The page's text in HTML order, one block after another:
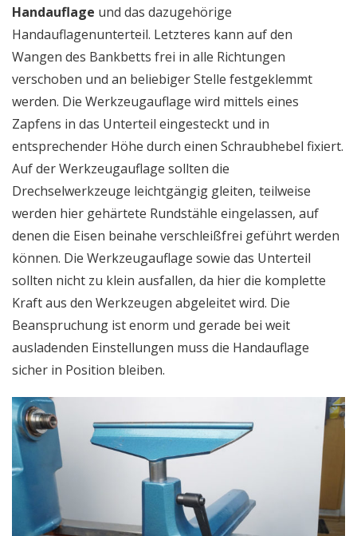
Handauflage und das dazugehörige
Handauflagenunterteil. Letzteres kann auf den
Wangen des Bankbetts frei in alle Richtungen
verschoben und an beliebiger Stelle festgeklemmt
werden. Die Werkzeugauflage wird mittels eines
Zapfens in das Unterteil eingesteckt und in
entsprechender Höhe durch einen Schraubhebel fixiert.
Auf der Werkzeugauflage sollten die
Drechselwerkzeuge leichtgängig gleiten, teilweise
werden hier gehärtete Rundstähle eingelassen, auf
denen die Eisen beinahe verschleißfrei geführt werden
können. Die Werkzeugauflage sowie das Unterteil
sollten nicht zu klein ausfallen, da hier die komplette
Kraft aus den Werkzeugen abgeleitet wird. Die
Beanspruchung ist enorm und gerade bei weit
ausladenden Einstellungen muss die Handauflage
sicher in Position bleiben.